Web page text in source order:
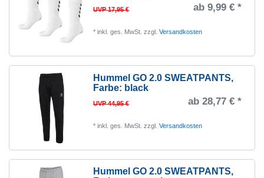
UVP 17,95 € ab 9,99 € *
*inkl. ges. MwSt. zzgl.Versandkosten
Hummel GO 2.0 SWEATPANTS,
Farbe: black
UVP 44,95 € ab 28,77 € *
*inkl. ges. MwSt. zzgl.Versandkosten
Hummel GO 2.0 SWEATPANTS,